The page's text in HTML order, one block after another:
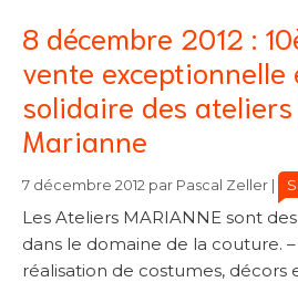
8 décembre 2012 :
vente exceptionnelle
solidaire des ateliers
Marianne
7 décembre 2012 par Pascal Zeller
Les Ateliers MARIANNE sont
dans le domaine de la couture.
réalisation de costumes, décors